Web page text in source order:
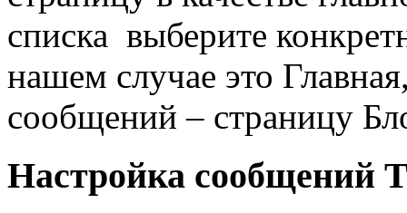
списка выберите
нашем случае это
сообщений – страницу
Настройка сообщений